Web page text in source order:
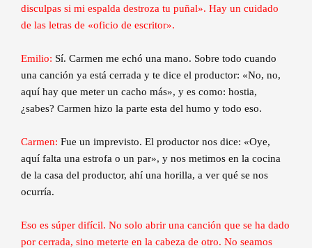
disculpas si mi espalda destroza tu puñal». Hay un cuidado
de las letras de «oficio de escritor».
Emilio: Sí. Carmen me echó una mano. Sobre todo cuando
una canción ya está cerrada y te dice el productor: «No, no,
aquí hay que meter un cacho más», y es como: hostia,
¿sabes? Carmen hizo la parte esta del humo y todo eso.
Carmen: Fue un imprevisto. El productor nos dice: «Oye,
aquí falta una estrofa o un par», y nos metimos en la cocina
de la casa del productor, ahí una horilla, a ver qué se nos
ocurría.
Eso es súper difícil. No solo abrir una canción que se ha dado
por cerrada, sino meterte en la cabeza de otro. No seamos